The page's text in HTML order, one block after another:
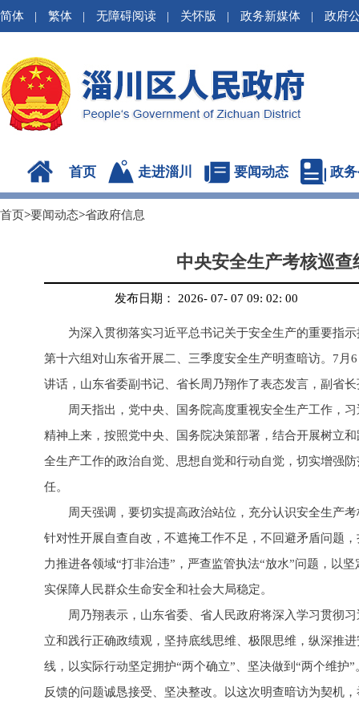
简体 | 繁体 | 无障碍阅读 | 关怀版 | 政务新媒体 | 政府
首页 走进淄川 要闻动态 政
首页>要闻动态>省政府信息
中央安全生产考核巡
发布日期： 2026- 07- 07 09: 02: 00
为深入贯彻落实习近平总书记关于安全生产的重要指
第十六组对山东省开展二、三季度安全生产明查暗访。7
讲话，山东省委副书记、省长周乃翔作了表态发言，副省
周天指出，党中央、国务院高度重视安全生产工作，
精神上来，按照党中央、国务院决策部署，结合开展树立
全生产工作的政治自觉、思想自觉和行动自觉，切实增强
任。
周天强调，要切实提高政治站位，充分认识安全生产
针对性开展自查自改，不遮掩工作不足，不回避矛盾问题
力推进各领域“打非治违”，严查监管执法“放水”问题，以
实保障人民群众生命安全和社会大局稳定。
周乃翔表示，山东省委、省人民政府将深入学习贯彻
立和践行正确政绩观，坚持底线思维、极限思维，纵深推
线，以实际行动坚定拥护“两个确立”、坚决做到“两个维
反馈的问题诚恳接受、坚决整改。以这次明查暗访为契机